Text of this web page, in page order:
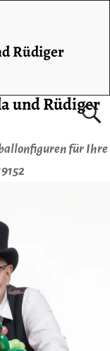
und Rüdiger
für Ihre
Rüdiger